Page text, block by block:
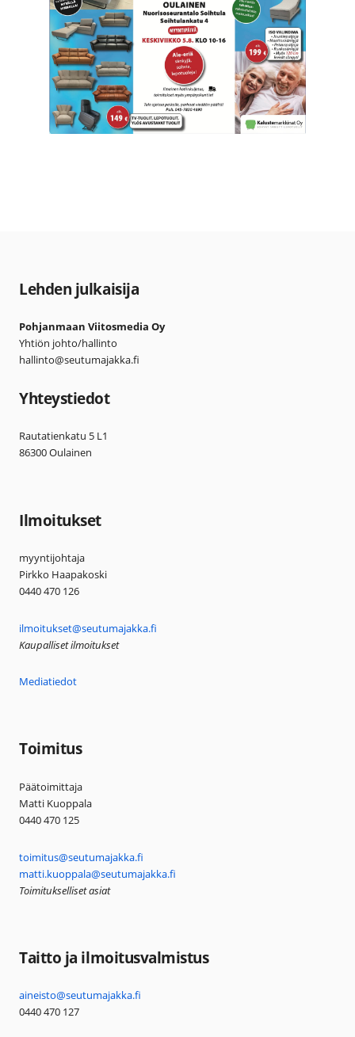
Lehden julkaisija
Pohjanmaan Viitosmedia Oy
Yhtiön johto/hallinto
hallinto@seutumajakka.fi
Yhteystiedot
Rautatienkatu 5 L1
86300 Oulainen
Ilmoitukset
myyntijohtaja
Pirkko Haapakoski
0440 470 126
ilmoitukset@seutumajakka.fi
Kaupalliset ilmoitukset
Mediatiedot
Toimitus
Päätoimittaja
Matti Kuoppala
0440 470 125
toimitus@seutumajakka.fi
matti.kuoppala@seutumajakka.fi
Toimitukselliset asiat
Taitto ja ilmoitusvalmistus
aineisto@seutumajakka.fi
0440 470 127